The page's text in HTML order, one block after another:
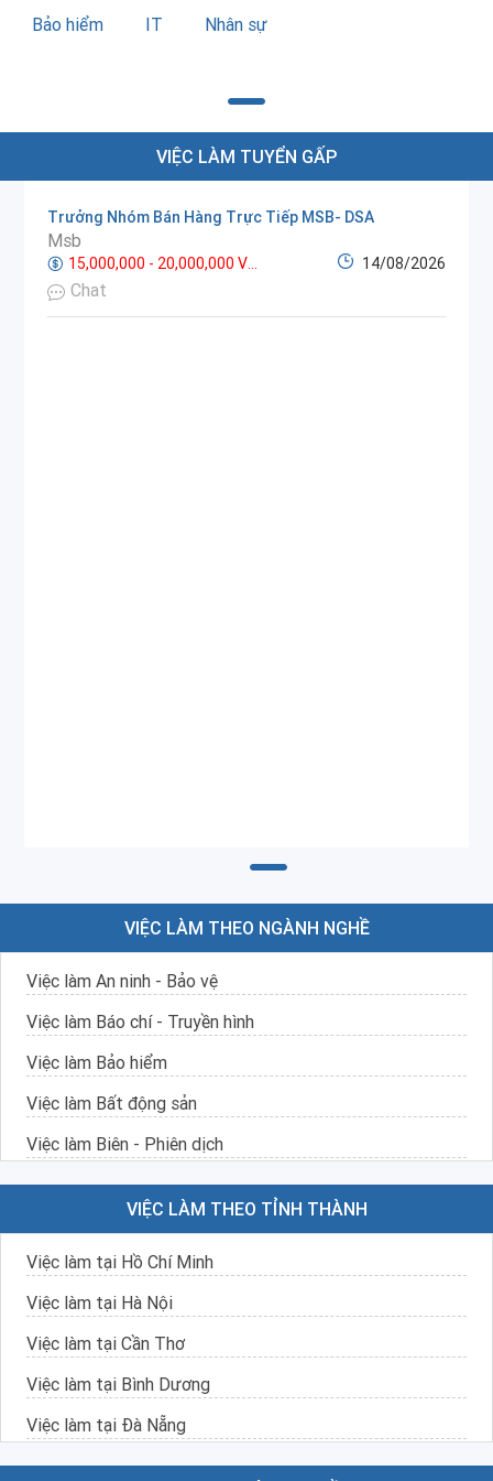
Bảo hiểm IT Nhân sự
VIỆC LÀM TUYỂN GẤP
Trưởng Nhóm Bán Hàng Trực Tiếp MSB- DSA
Msb
15,000,000 - 20,000,000 VNĐ 14/08/2026
Chat
VIỆC LÀM THEO NGÀNH NGHỀ
Việc làm An ninh - Bảo vệ
Việc làm Báo chí - Truyền hình
Việc làm Bảo hiểm
Việc làm Bất động sản
Việc làm Biên - Phiên dịch
Việc làm Bưu chính viễn thông
Việc làm Chăm sóc khách hàng
Việc làm Chăn nuôi / Thú y
Việc làm Cơ khí - Chế tạo
Việc làm Dầu khí - Địa chất
Việc làm Dệt may - Da giày
Việc làm Dịch vụ
Việc làm Dịch vụ du lịch
VIỆC LÀM THEO TỈNH THÀNH
Việc làm tại Hồ Chí Minh
Việc làm tại Hà Nội
Việc làm tại Cần Thơ
Việc làm tại Bình Dương
Việc làm tại Đà Nẵng
Việc làm tại Đồng Nai